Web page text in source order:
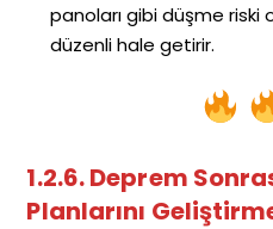
panoları gibi düşme riski
düzenli hale getirir.
1.2.6. Deprem
Planlarını